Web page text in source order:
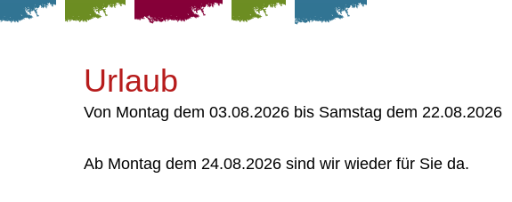
Urlaub
Von Montag dem 03.08.2026 bis Samstag dem 22.08.2026
Ab Montag dem 24.08.2026 sind wir wieder für Sie da.